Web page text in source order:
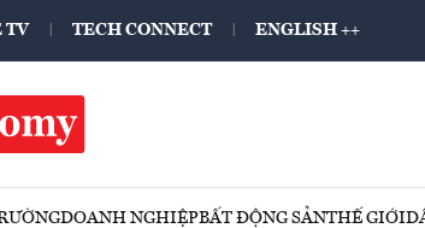
TV TECH CONNECT ENGLISH ++
DOANH NGHIỆPBẤT ĐỘNG SẢNTHẾ GIỚI